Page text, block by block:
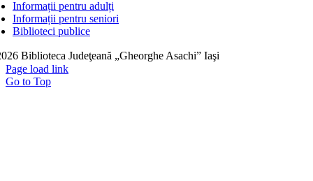
Informații pentru adulți
Informații pentru seniori
Biblioteci publice
Biblioteca Judeţeană „Gheorghe Asachi” Iaşi
Page load link
Go to Top